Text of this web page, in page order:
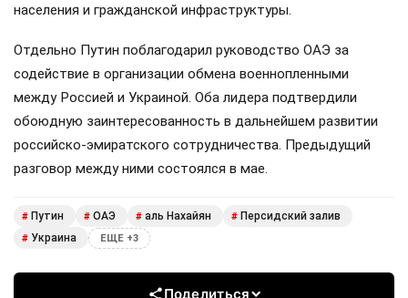
населения и гражданской инфраструктуры.
Отдельно Путин поблагодарил руководство ОАЭ за
содействие в организации обмена военнопленными
между Россией и Украиной. Оба лидера подтвердили
обоюдную заинтересованность в дальнейшем развитии
российско-эмиратского сотрудничества. Предыдущий
разговор между ними состоялся в мае.
# Путин # ОАЭ # аль Нахайян # Персидский залив
# Украина ЕЩЕ +3
Поделиться